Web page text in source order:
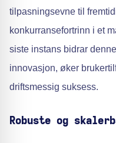
tilpasningsevne til
konkurransefortrinn i et
siste instans bidrar
innovasjon, øker
driftsmessig suksess.
Robuste og